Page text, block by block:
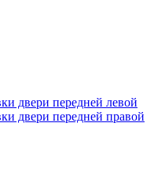
двери передней левой
двери передней правой